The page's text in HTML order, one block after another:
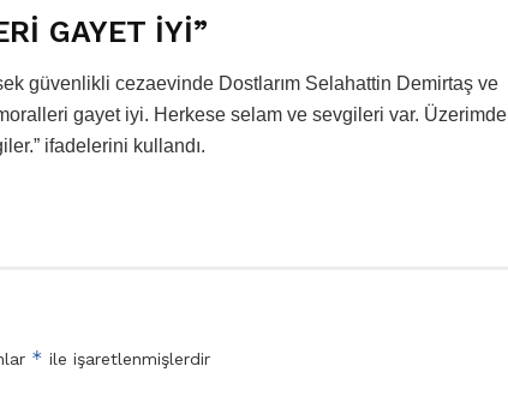
GAYET İYİ”
güvenlikli cezaevinde Dostlarım Selahattin Demirtaş ve
moralleri gayet iyi. Herkese selam ve sevgileri var. Üzerimde
ifadelerini kullandı.
* ile işaretlenmişlerdir